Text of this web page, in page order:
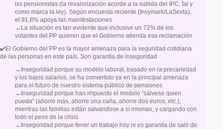
lxs pensionistas (la revalorización acorde a la subida del IPC, tal y
como marca la ley). Según encuesta reciente (Invymark/LaSexta),
el 91,8% apoya las manifestaciones
→La situación es tan evidente que inclusive un 72% de los
votantes del PP quieren que el Gobierno atienda esa reclamación
✔️El Gobierno del PP es la mayor amenaza para la seguridad cotidiana
de las personas en este país. Son garantía de inseguridad
→Inseguridad porque su modelo laboral, basado en la precariedad
y los bajos salarios, se ha convertido ya en la principal amenaza
para el futuro de nuestro sistema público de pensiones
→Inseguridad porque han impuesto el modelo “sálvese quien
pueda” (ahorre más, ahorre una caña, ahorre dos euros, etc.),
mientras las familias están salvándose a sí mismas, y cargando con
todo el peso de la crisis
→Inseguridad porque tener un trabajo hoy ni es garantía de salir de